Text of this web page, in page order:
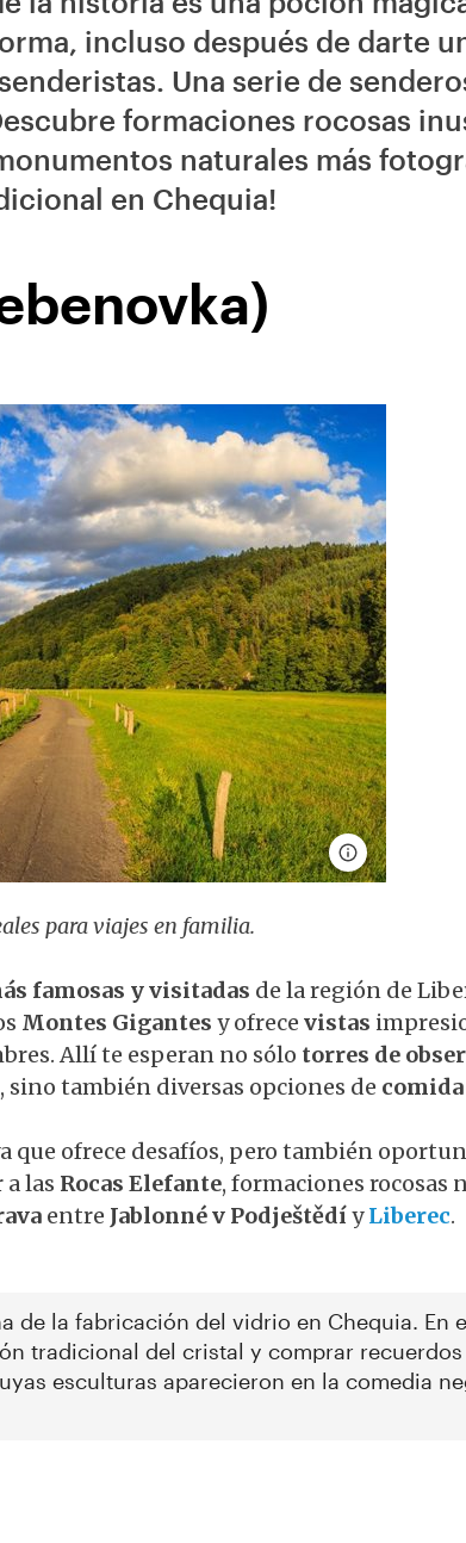
incluso después de darte
Una serie de
formaciones rocosas
naturales más
en Chequia!
para viajes en familia.
famosas y visitadas de la región de
Montes Gigantes y ofrece vistas
Allí te esperan no sólo torres de
también diversas opciones de
que ofrece desafíos, pero también
las Rocas Elefante, formaciones rocosas
entre Jablonné v PodještědíyLiberec.
de la fabricación del vidrio en Chequia. En
tradicional del cristal y comprar
esculturas aparecieron en la comedia